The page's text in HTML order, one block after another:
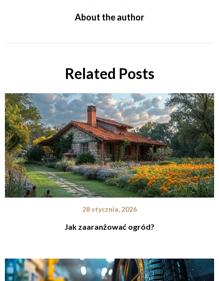
About the author
Related Posts
28 stycznia, 2026
Jak zaaranżować ogród?